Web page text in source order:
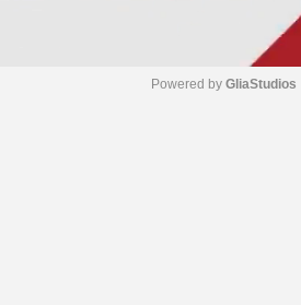
Powered by GliaStudios